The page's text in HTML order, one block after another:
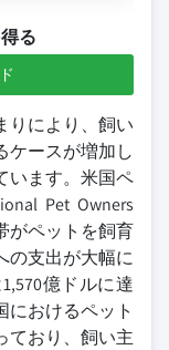
る
りにより、飼い
ケースが増加し
います。米国ペ
Pet Owners
がペットを飼育
の支出が大幅に
億ドルに達
におけるペット
ており、飼い主